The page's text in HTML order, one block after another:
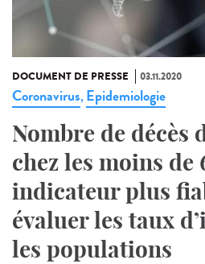
DOCUMENT DE PRESSE 03.11.2020
Coronavirus, Epidemiologie
Nombre de décès
chez les moins de
indicateur plus
évaluer les taux
les populations